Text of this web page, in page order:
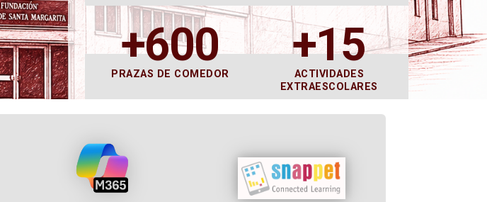
+600
PRAZAS DE COMEDOR
+15
ACTIVIDADES
EXTRAESCOLARES